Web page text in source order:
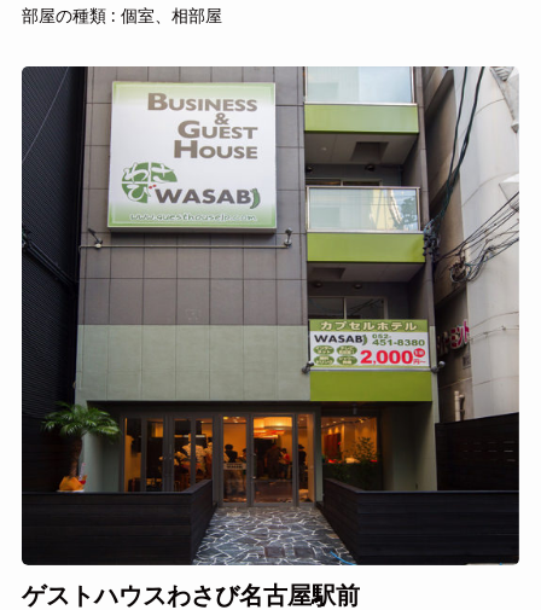
部屋の種類 : 個室、相部屋
ゲストハウスわさび名古屋駅前